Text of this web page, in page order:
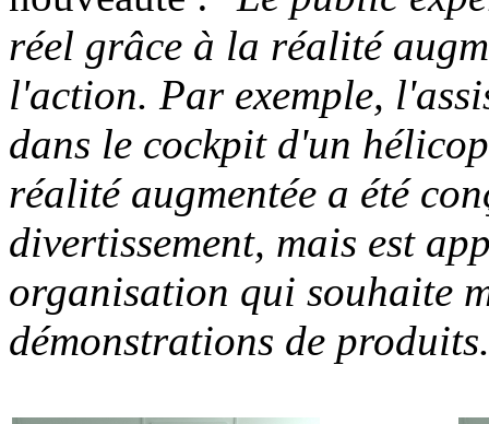
réel grâce à la réalité
l'action. Par exemple,
dans le cockpit d'un
réalité augmentée a été
divertissement, mais est
organisation qui souhaite
démonstrations de